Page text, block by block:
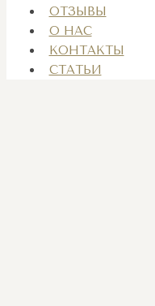
ОТЗЫВЫ
О НАС
КОНТАКТЫ
СТАТЬИ